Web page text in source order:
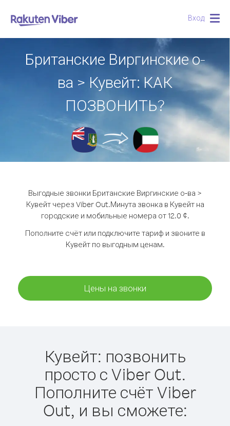
Вход
Британские Виргинские о-
ва > Кувейт: КАК
ПОЗВОНИТЬ?
Выгодные звонки Британские Виргинские о-ва >
Кувейт через Viber Out.Минута звонка в Кувейт на
городские и мобильные номера от 12.0 ¢.
Пополните счёт или подключите тариф и звоните в
Кувейт по выгодным ценам.
Цены на звонки
Кувейт: позвонить
просто с Viber Out.
Пополните счёт Viber
Out, и вы сможете: